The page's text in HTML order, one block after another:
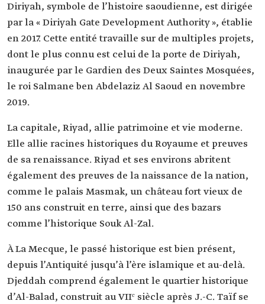
Diriyah, symbole de l’histoire saoudienne, est dirigée
par la « Diriyah Gate Development Authority », établie
en 2017. Cette entité travaille sur de multiples projets,
dont le plus connu est celui de la porte de Diriyah,
inaugurée par le Gardien des Deux Saintes Mosquées,
le roi Salmane ben Abdelaziz Al Saoud en novembre
2019.
La capitale, Riyad, allie patrimoine et vie moderne.
Elle allie racines historiques du Royaume et preuves
de sa renaissance. Riyad et ses environs abritent
également des preuves de la naissance de la nation,
comme le palais Masmak, un château fort vieux de
150 ans construit en terre, ainsi que des bazars
comme l’historique Souk Al-Zal.
À La Mecque, le passé historique est bien présent,
depuis l’Antiquité jusqu’à l’ère islamique et au-delà.
Djeddah comprend également le quartier historique
d’Al-Balad, construit au VIIᵉ siècle après J.-C. Taïf se